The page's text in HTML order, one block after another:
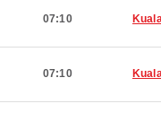
07:10
07:10